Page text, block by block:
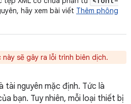
hãy xem bài viết Thêm phông
này sẽ gây ra lỗi trình biên dịch.
tài nguyên mặc định. Tức là
bạn. Tuy nhiên, mỗi loại thiết bị